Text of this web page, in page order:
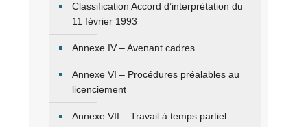
Classification Accord d’interprétation du
11 février 1993
Annexe IV – Avenant cadres
Annexe VI – Procédures préalables au
licenciement
Annexe VII – Travail à temps partiel